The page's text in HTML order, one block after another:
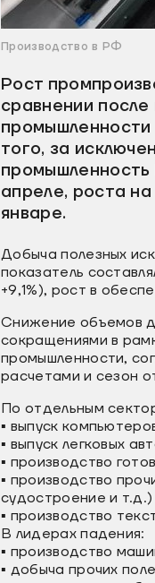
Производство в РФ
Рост
сравнении
того, за
промышленность
апреле, роста на
январе.
Добыча полезных
показатель
+9,1%), рост в
Снижение объемов
сокращениями в
промышленности,
расчетами и сезон
По отдельным
▪️ выпуск
▪️ выпуск легковых
▪️ производство
▪️ производство
судостроение и т.д.)
▪️ производство
В лидерах падения:
▪️ производство
▪️ добыча прочих